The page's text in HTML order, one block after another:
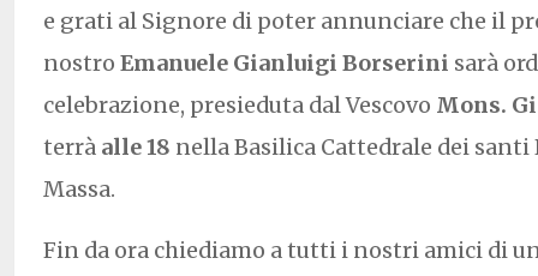
e grati al Signore di poter annunciare che il
nostro Emanuele Gianluigi Borserini sarà
celebrazione, presieduta dal Vescovo Mons.
terrà alle 18 nella Basilica Cattedrale dei santi
Massa.
Fin da ora chiediamo a tutti i nostri amici di